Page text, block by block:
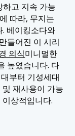
하고 지속 가능
따라, 무지는
베이킹소다와
들어진 이 시리
의식미니멀한
높였습니다. 다
부터 기성세대
재사용이 가능
상적입니다.